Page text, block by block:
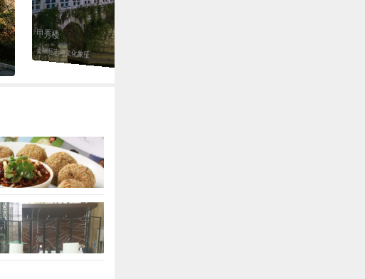
贵阳标志与文化象征
甲秀楼